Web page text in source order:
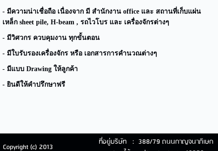
- มีความน่าเชื่อถือ เนื่องจาก มี สำนักงาน office และ สถานที่เก็บแผ่น
เหล็ก sheet pile, H-beam , รถไวโบร และ เครื่องจักรต่างๆ
- มีวิศวกร ควบคุมงาน ทุกขั้นตอน
- มีใบรับรองเครื่องจักร หรือ เอกสารการคำนวณต่างๆ
- มีแบบ Drawing ให้ลูกค้า
- ยินดีให้คำปรึกษาฟรี
Copyright (c) 2013
ที่อยู่บริษัท : 388/79 ถนนกาญจนาภิเษก